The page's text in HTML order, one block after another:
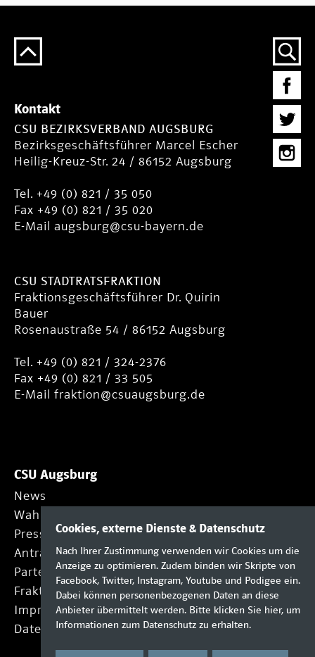
Kontakt
CSU BEZIRKSVERBAND AUGSBURG
Bezirksgeschäftsführer Marcel Escher
Heilig-Kreuz-Str. 24 / 86152 Augsburg
Tel. +49 (0) 821 / 35 050
Fax +49 (0) 821 / 35 020
E-Mail augsburg@csu-bayern.de
CSU STADTRATSFRAKTION
Fraktionsgeschäftsführer Dr. Quirin
Bauer
Rosenaustraße 54 / 86152 Augsburg
Tel. +49 (0) 821 / 324-2376
Fax +49 (0) 821 / 33 505
E-Mail fraktion@csuaugsburg.de
CSU Augsburg
News
Wahlprogramm
Presse
Anträge
Partei
Fraktion
Impressum
Datenschutz
Cookies, externe Dienste & Datenschutz
Nach Ihrer Zustimmung verwenden wir Cookies um die
Anzeige zu optimieren. Zudem binden wir Skripte von
Facebook, Twitter, Instagram, Youtube und Podigee ein.
Dabei können personenbezogenen Daten an diese
Anbieter übermittelt werden. Bitte klicken Sie hier, um
Informationen zum Datenschutz zu erhalten.